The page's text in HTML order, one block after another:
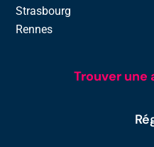
Strasbourg
Rennes
Trouver